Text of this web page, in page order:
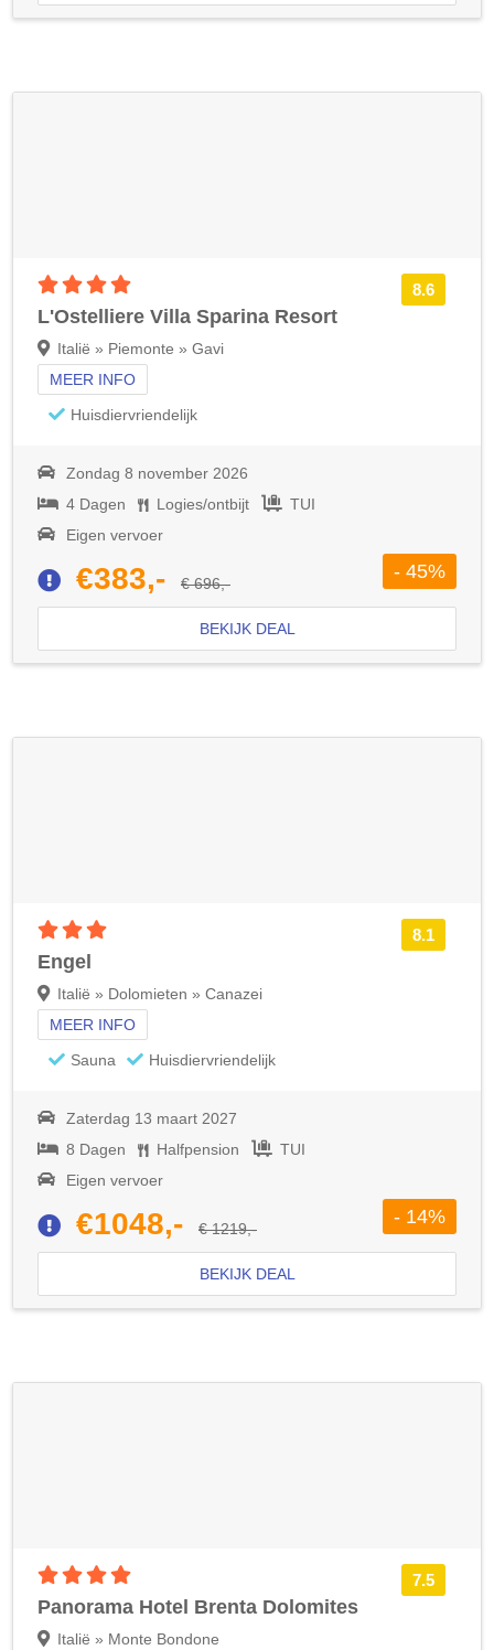
8.6
L'Ostelliere Villa Sparina Resort
Italië » Piemonte » Gavi
MEER INFO
Huisdiervriendelijk
Zondag 8 november 2026
4 Dagen
Logies/ontbijt
TUI
Eigen vervoer
€383,- € 696,-
- 45%
BEKIJK DEAL
8.1
Engel
Italië » Dolomieten » Canazei
MEER INFO
Sauna
Huisdiervriendelijk
Zaterdag 13 maart 2027
8 Dagen
Halfpension
TUI
Eigen vervoer
€1048,- € 1219,-
- 14%
BEKIJK DEAL
7.5
Panorama Hotel Brenta Dolomites
Italië » Monte Bondone